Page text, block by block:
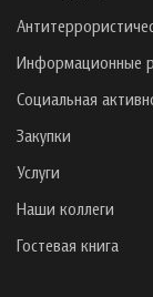
Информационные
Социальная
Закупки
Услуги
Наши коллеги
Гостевая книга